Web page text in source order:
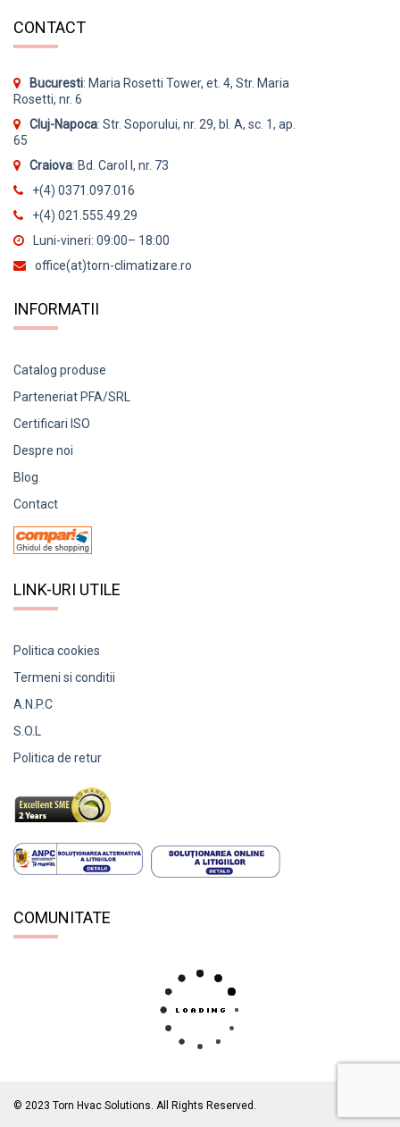
CONTACT
Bucuresti: Maria Rosetti Tower, et. 4, Str. Maria
Rosetti, nr. 6
Cluj-Napoca: Str. Soporului, nr. 29, bl. A, sc. 1, ap.
65
Craiova: Bd. Carol I, nr. 73
+(4) 0371.097.016
+(4) 021.555.49.29
Luni-vineri: 09:00– 18:00
office(at)torn-climatizare.ro
INFORMATII
Catalog produse
Parteneriat PFA/SRL
Certificari ISO
Despre noi
Blog
Contact
LINK-URI UTILE
Politica cookies
Termeni si conditii
A.N.P.C
S.O.L
Politica de retur
COMUNITATE
© 2023 Torn Hvac Solutions. All Rights Reserved.